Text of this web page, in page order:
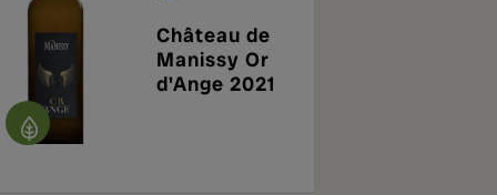
Château de
Manissy Or
d'Ange 2021